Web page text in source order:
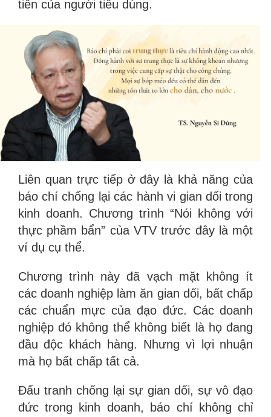
tiên của người tiêu dùng.
Liên quan trực tiếp ở đây là khả năng của
báo chí chống lại các hành vi gian dối trong
kinh doanh. Chương trình “Nói không với
thực phầm bẩn” của VTV trước đây là một
ví dụ cụ thể.
Chương trình này đã vạch mặt không ít
các doanh nghiệp làm ăn gian dối, bất chấp
các chuẩn mực của đạo đức. Các doanh
nghiệp đó không thể không biết là họ đang
đầu độc khách hàng. Nhưng vì lợi nhuận
mà họ bất chấp tất cả.
Đấu tranh chống lại sự gian dối, sự vô đạo
đức trong kinh doanh, báo chí không chỉ